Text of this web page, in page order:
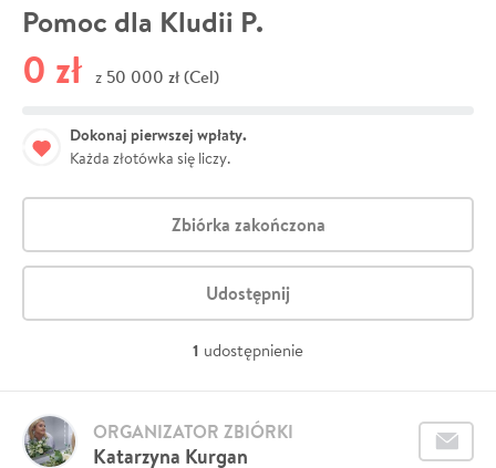
Pomoc dla Kludii P.
0 zł z 50 000 zł (Cel)
Dokonaj pierwszej wpłaty.
Każda złotówka się liczy.
Zbiórka zakończona
Udostępnij
1 udostępnienie
Katarzyna Kurgan
ORGANIZATOR ZBIÓRKI